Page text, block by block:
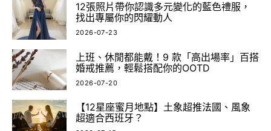
12張照片帶你認識多元變化的藍色禮服，
找出專屬你的閃耀動人
2026-07-23
上班、休閒都能戴！9 款「高出場率」百搭
婚戒推薦，輕鬆搭配你的OOTD
2026-07-20
【12星座蜜月地點】土象超推法國、風象
超適合西班牙？